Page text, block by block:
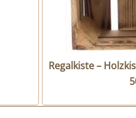
Regalkiste –